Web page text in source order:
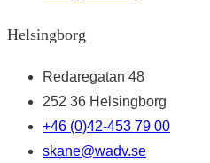
Helsingborg
Redaregatan 48
252 36 Helsingborg
+46 (0)42-453 79 00
skane@wadv.se